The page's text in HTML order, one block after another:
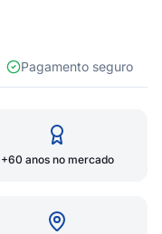
Pagamento seguro
+60 anos no mercado